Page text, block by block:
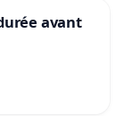
avant